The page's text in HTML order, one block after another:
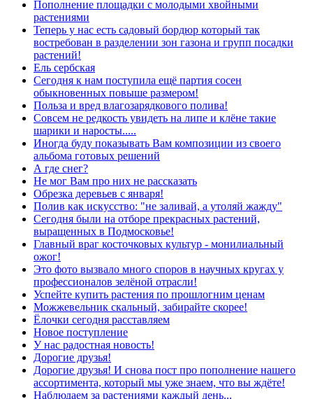
Пополнение площадки с молодыми хвойными
растениями
Теперь у нас есть садовый бордюр который так
востребован в разделении зон газона и групп посадки
растений!
Ель сербская
Сегодня к нам поступила ещё партия сосен
обыкновенных повыше размером!
Польза и вред влагозарядкового полива!
Совсем не редкость увидеть на липе и клёне такие
шарики и наросты.....
Иногда буду показывать Вам композиции из своего
альбома готовых решений
А где снег?
Не мог Вам про них не рассказать
Обрезка деревьев с января!
Полив как искусство: "не заливай, а утоляй жажду"
Сегодня были на отборе прекрасных растений,
выращенных в Подмосковье!
Главный враг косточковых культур - монилиальный
ожог!
Это фото вызвало много споров в научных кругах у
профессионалов зелёной отрасли!
Успейте купить растения по прошлогним ценам
Можжевельник скальный, забирайте скорее!
Ёлочки сегодня расставляем
Новое поступление
У нас радостная новость!
Дорогие друзья!
Дорогие друзья! И снова пост про пополнение нашего
ассортимента, который мы уже знаем, что вы ждёте!
Наблюдаем за растениями каждый день...